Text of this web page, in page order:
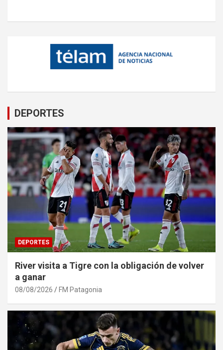
DEPORTES
DEPORTES
River visita a Tigre con la obligación de volver
a ganar
08/08/2026 FM Patagonia